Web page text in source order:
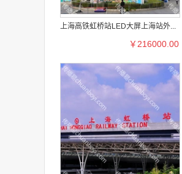
上海高铁虹桥站LED大屏上海站外...
￥216000.00